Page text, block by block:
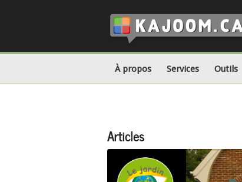
À propos Services Outils
Articles